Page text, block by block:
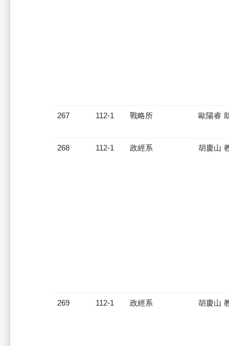
267 112-1 戰略所 歐陽睿
268 112-1 政經系 胡慶山
269 112-1 政經系 胡慶山